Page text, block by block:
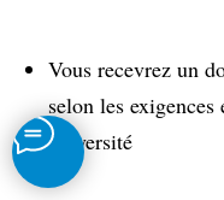
Vous recevrez un
selon les exigences
université